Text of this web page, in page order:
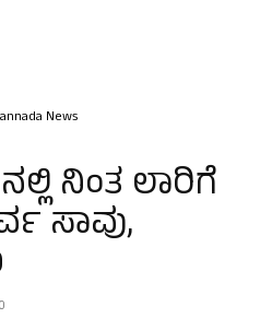
News
ನಿಂತ ಲಾರಿಗೆ
ಸಾವು,